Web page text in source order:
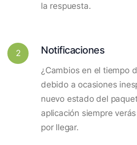
la respuesta.
2 Notificaciones
¿Cambios en el tiempo
debido a ocasiones
nuevo estado del
aplicación siempre
por llegar.